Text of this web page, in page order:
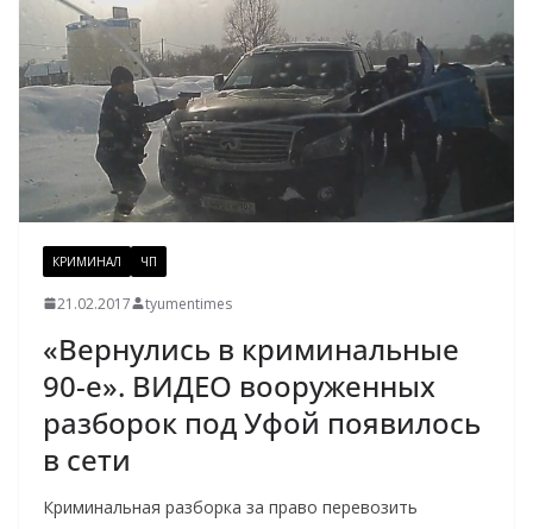
КРИМИНАЛ ЧП
21.02.2017 tyumentimes
«Вернулись в криминальные
90-е». ВИДЕО вооруженных
разборок под Уфой появилось
в сети
Криминальная разборка за право перевозить